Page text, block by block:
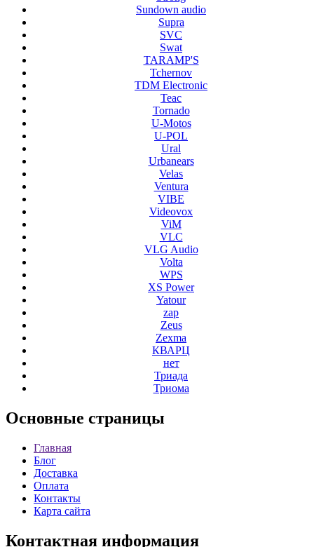
Sundown audio
Supra
SVC
Swat
TARAMP'S
Tchernov
TDM Electronic
Teac
Tornado
U-Motos
U-POL
Ural
Urbanears
Velas
Ventura
VIBE
Videovox
ViM
VLC
VLG Audio
Volta
WPS
XS Power
Yatour
zap
Zeus
Zexma
КВАРЦ
нет
Триада
Триома
Основные страницы
Главная
Блог
Доставка
Оплата
Контакты
Карта сайта
Контактная информация